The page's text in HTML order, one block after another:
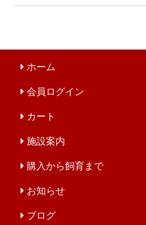
ホーム
会員ログイン
カート
施設案内
購入から飼育まで
お知らせ
ブログ